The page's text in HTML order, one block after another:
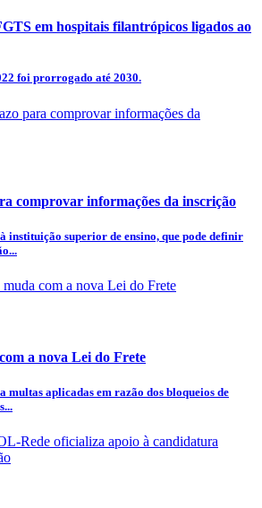
em hospitais filantrópicos ligados ao
foi prorrogado até 2030.
comprovar informações da inscrição
instituição superior de ensino, que pode definir
a nova Lei do Frete
multas aplicadas em razão dos bloqueios de